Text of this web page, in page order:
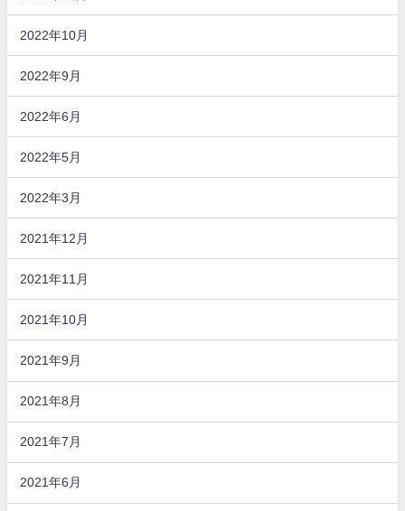
2022年10月
2022年9月
2022年6月
2022年5月
2022年3月
2021年12月
2021年11月
2021年10月
2021年9月
2021年8月
2021年7月
2021年6月